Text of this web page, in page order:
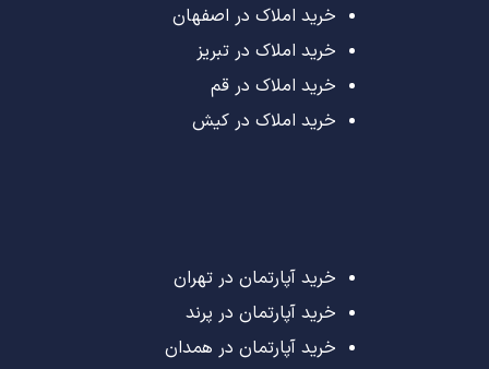
خرید املاک در اصفهان
خرید املاک در تبریز
خرید املاک در قم
خرید املاک در کیش
خرید آپارتمان در تهران
خرید آپارتمان در پرند
خرید آپارتمان در همدان